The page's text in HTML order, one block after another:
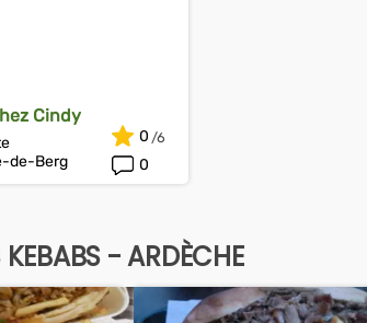
Cindy
de-Berg
0
0
KEBABS - ARDÈCHE